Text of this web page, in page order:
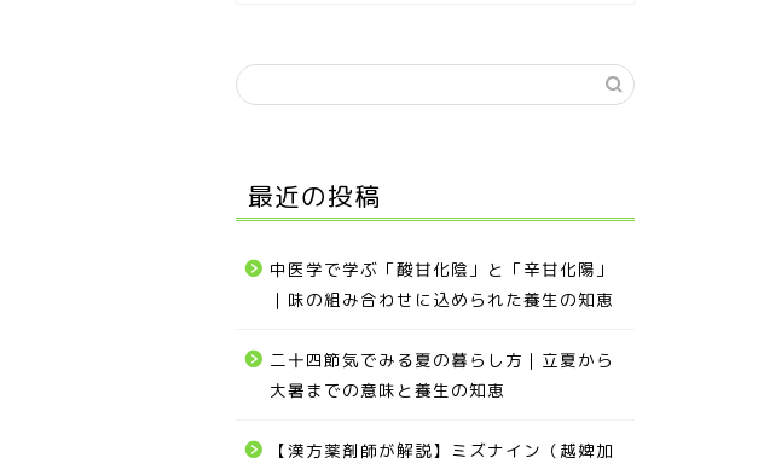
最近の投稿
中医学で学ぶ「酸甘化陰」と「辛甘化陽」
｜味の組み合わせに込められた養生の知恵
二十四節気でみる夏の暮らし方｜立夏から
大暑までの意味と養生の知恵
【漢方薬剤師が解説】ミズナイン（越婢加